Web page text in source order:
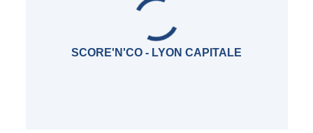
SCORE'N'CO - LYON CAPITALE